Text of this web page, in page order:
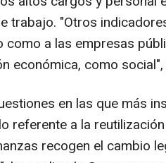
trabajo. "Otros
como a las empresas
económica, como
en las que más
referente a la
recogen el cambio